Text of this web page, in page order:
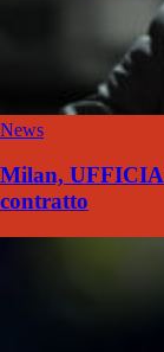
News
Milan,
contratto